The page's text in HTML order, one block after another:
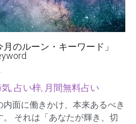
のルーン・キーワード」